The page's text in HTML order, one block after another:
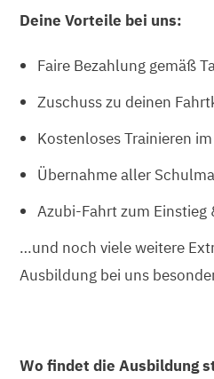
Deine Vorteile bei uns:
Faire Bezahlung gemäß
Zuschuss zu deinen
Kostenloses Trainieren
Übernahme aller
Azubi-Fahrt zum
…und noch viele weitere
Ausbildung bei uns
Wo findet die Ausbildung